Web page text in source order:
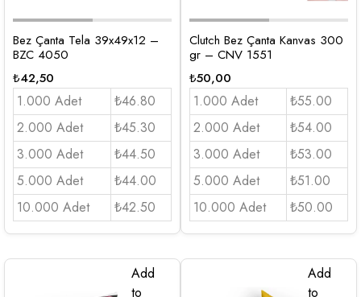
Bez Çanta Tela 39x49x12 –
BZC 4050
₺42,50
1.000 Adet
₺46.80
2.000 Adet
₺45.30
3.000 Adet
₺44.50
5.000 Adet
₺44.00
10.000 Adet
₺42.50
Clutch Bez Çanta Kanvas 300
gr – CNV 1551
₺50,00
1.000 Adet
₺55.00
2.000 Adet
₺54.00
3.000 Adet
₺53.00
5.000 Adet
₺51.00
10.000 Adet
₺50.00
Add
to
Add
to